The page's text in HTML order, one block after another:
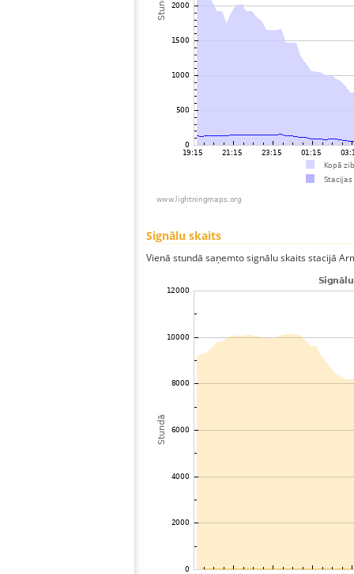
Signālu skaits
Vienā stundā saņemto signālu skaits stacijā